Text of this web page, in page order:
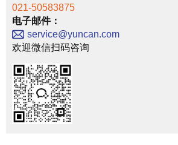
021-50583875
电子邮件：
service@yuncan.com
欢迎微信扫码咨询